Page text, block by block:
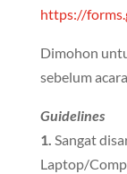
https://
Dimohon
sebelum
Guidelines
1. Sangat
Laptop/